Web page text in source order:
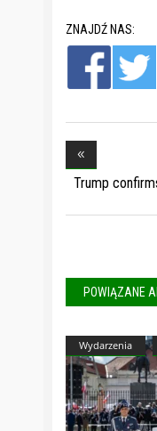
ZNAJDŹ NAS:
Trump
POWIĄZANE
Wydarzenia